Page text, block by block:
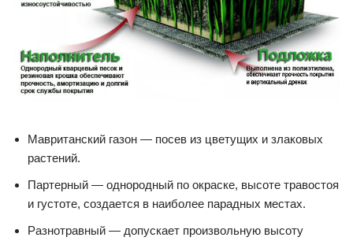
Мавританский газон — посев из цветущих и злаковых
растений.
Партерный — однородный по окраске, высоте травостоя
и густоте, создается в наиболее парадных местах.
Разнотравный — допускает произвольную высоту